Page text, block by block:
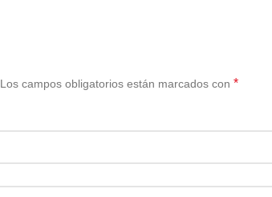
Los campos obligatorios están marcados con *